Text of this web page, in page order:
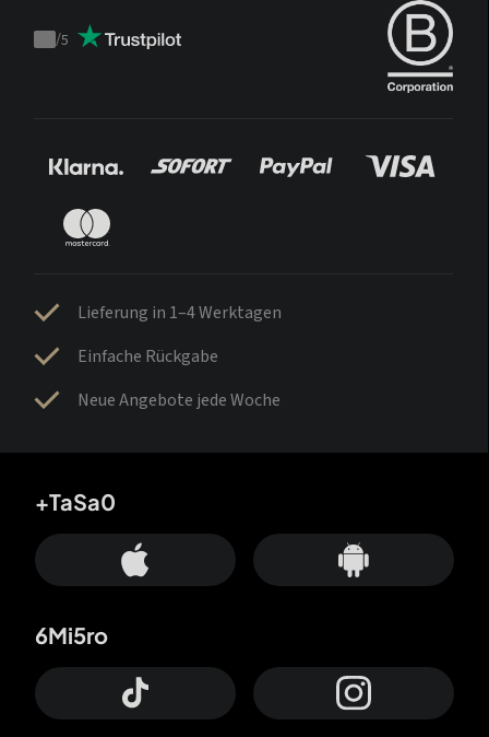
Trustpilot
/5
Lieferung in 1–4 Werktagen
Einfache Rückgabe
Neue Angebote jede Woche
+TaSa0
6Mi5ro